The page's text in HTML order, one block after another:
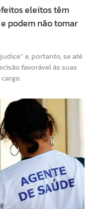
eleitos têm
podem não tomar
e, portanto, se até
favorável às suas